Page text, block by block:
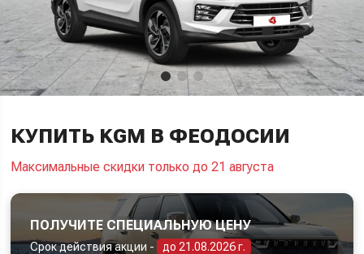
КУПИТЬ KGM В ФЕОДОСИИ
Максимальные скидки только до 21 августа
ПОЛУЧИТЕ СПЕЦИАЛЬНУЮ ЦЕНУ
Срок действия акции - до 21.08.2026 г.